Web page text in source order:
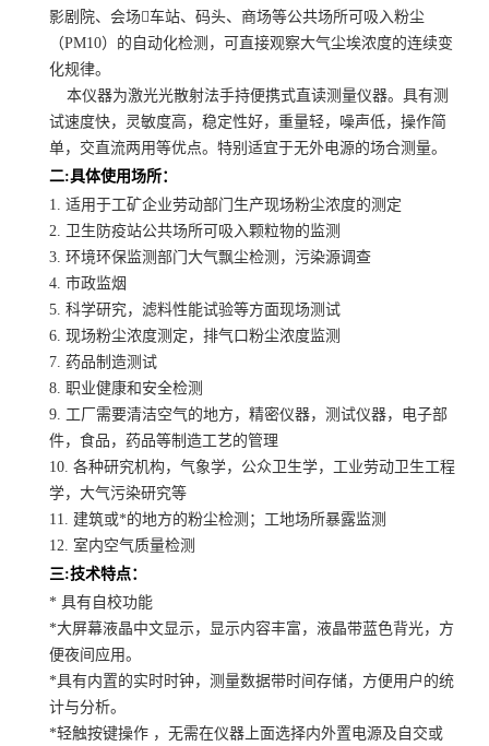
影剧院、会场车站、码头、商场等公共场所可吸入粉尘
（PM10）的自动化检测，可直接观察大气尘埃浓度的连续变
化规律。
本仪器为激光光散射法手持便携式直读测量仪器。具有测
试速度快，灵敏度高，稳定性好，重量轻，噪声低，操作简
单，交直流两用等优点。特别适宜于无外电源的场合测量。
二:具体使用场所：
1. 适用于工矿企业劳动部门生产现场粉尘浓度的测定
2. 卫生防疫站公共场所可吸入颗粒物的监测
3. 环境环保监测部门大气飘尘检测，污染源调查
4. 市政监烟
5. 科学研究，滤料性能试验等方面现场测试
6. 现场粉尘浓度测定，排气口粉尘浓度监测
7. 药品制造测试
8. 职业健康和安全检测
9. 工厂需要清洁空气的地方，精密仪器，测试仪器，电子部
件，食品，药品等制造工艺的管理
10. 各种研究机构，气象学，公众卫生学，工业劳动卫生工程
学，大气污染研究等
11. 建筑或*的地方的粉尘检测；工地场所暴露监测
12. 室内空气质量检测
三:技术特点：
* 具有自校功能
*大屏幕液晶中文显示，显示内容丰富，液晶带蓝色背光，方
便夜间应用。
*具有内置的实时时钟，测量数据带时间存储，方便用户的统
计与分析。
*轻触按键操作 ，无需在仪器上面选择内外置电源及自交或